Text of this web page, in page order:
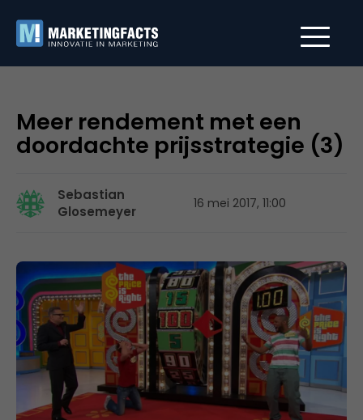
Meer rendement met een
doordachte prijsstrategie (3)
Sebastian
Glosemeyer
16 mei 2017, 11:00